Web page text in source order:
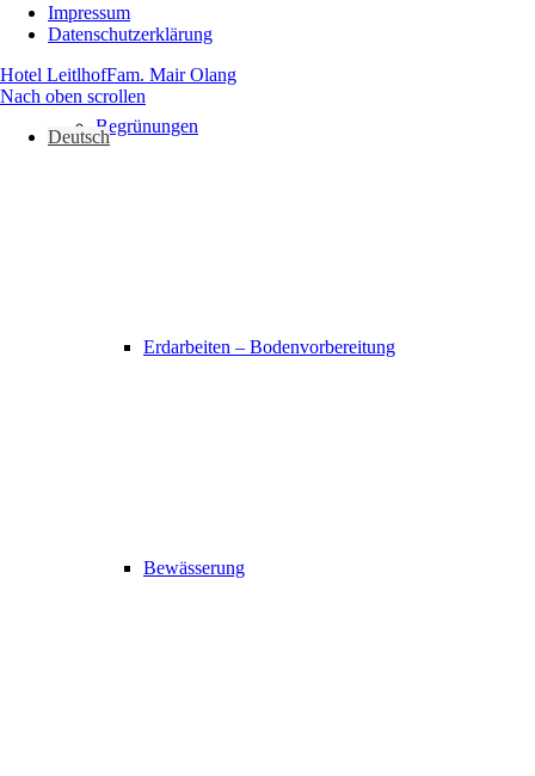
Begrünungen
Erdarbeiten – Bodenvorbereitung
Bewässerung
Impressum
Datenschutzerklärung
Hotel LeitlhofFam. Mair Olang
Nach oben scrollen
Deutsch